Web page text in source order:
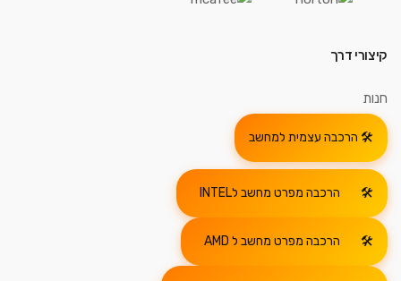
קיצורי דרך
חנות
הרכבה עצמית למחשב
הרכבה מפרט מחשב לINTEL
הרכבה מפרט מחשב ל AMD